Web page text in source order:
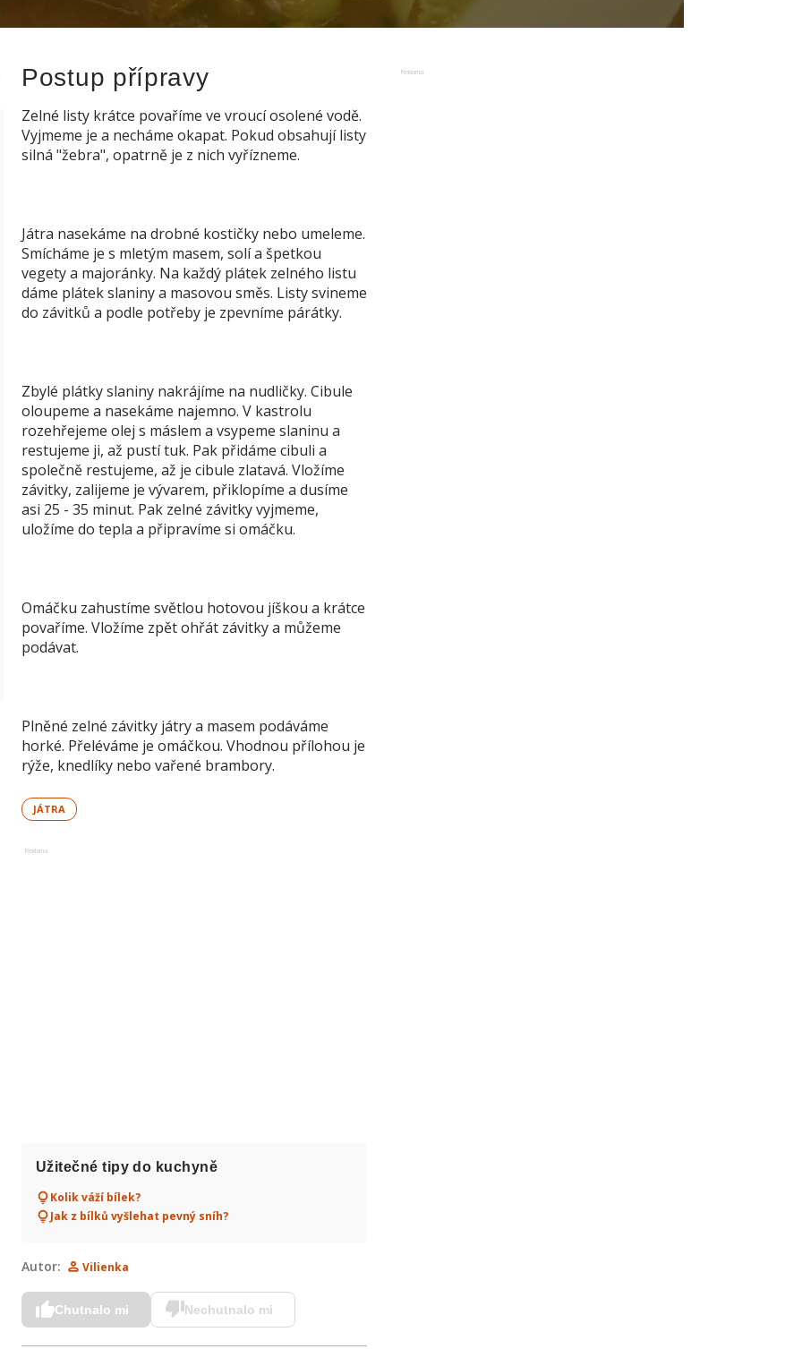
Reklama
Postup přípravy
Zelné listy krátce povaříme ve vroucí osolené vodě.
Vyjmeme je a necháme okapat. Pokud obsahují listy
silná "žebra", opatrně je z nich vyřízneme.
Játra nasekáme na drobné kostičky nebo umeleme.
Smícháme je s mletým masem, solí a špetkou
vegety a majoránky. Na každý plátek zelného listu
dáme plátek slaniny a masovou směs. Listy svineme
do závitků a podle potřeby je zpevníme párátky.
Zbylé plátky slaniny nakrájíme na nudličky. Cibule
oloupeme a nasekáme najemno. V kastrolu
rozehřejeme olej s máslem a vsypeme slaninu a
restujeme ji, až pustí tuk. Pak přidáme cibuli a
společně restujeme, až je cibule zlatavá. Vložíme
závitky, zalijeme je vývarem, přiklopíme a dusíme
asi 25 - 35 minut. Pak zelné závitky vyjmeme,
uložíme do tepla a připravíme si omáčku.
Omáčku zahustíme světlou hotovou jíškou a krátce
povaříme. Vložíme zpět ohřát závitky a můžeme
podávat.
Plněné zelné závitky játry a masem podáváme
horké. Přeléváme je omáčkou. Vhodnou přílohou je
rýže, knedlíky nebo vařené brambory.
JÁTRA
Reklama
Užitečné tipy do kuchyně
Kolik váží bílek?
Jak z bílků vyšlehat pevný sníh?
Autor: Vilienka
Chutnalo mi Nechutnalo mi